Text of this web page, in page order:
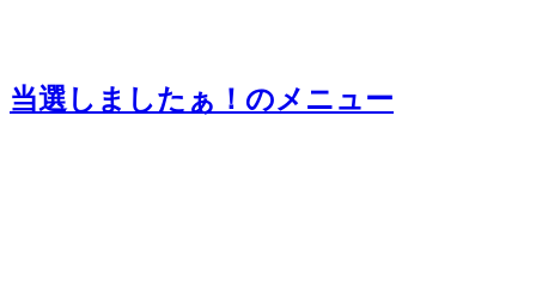
当選しましたぁ！ のメニュー